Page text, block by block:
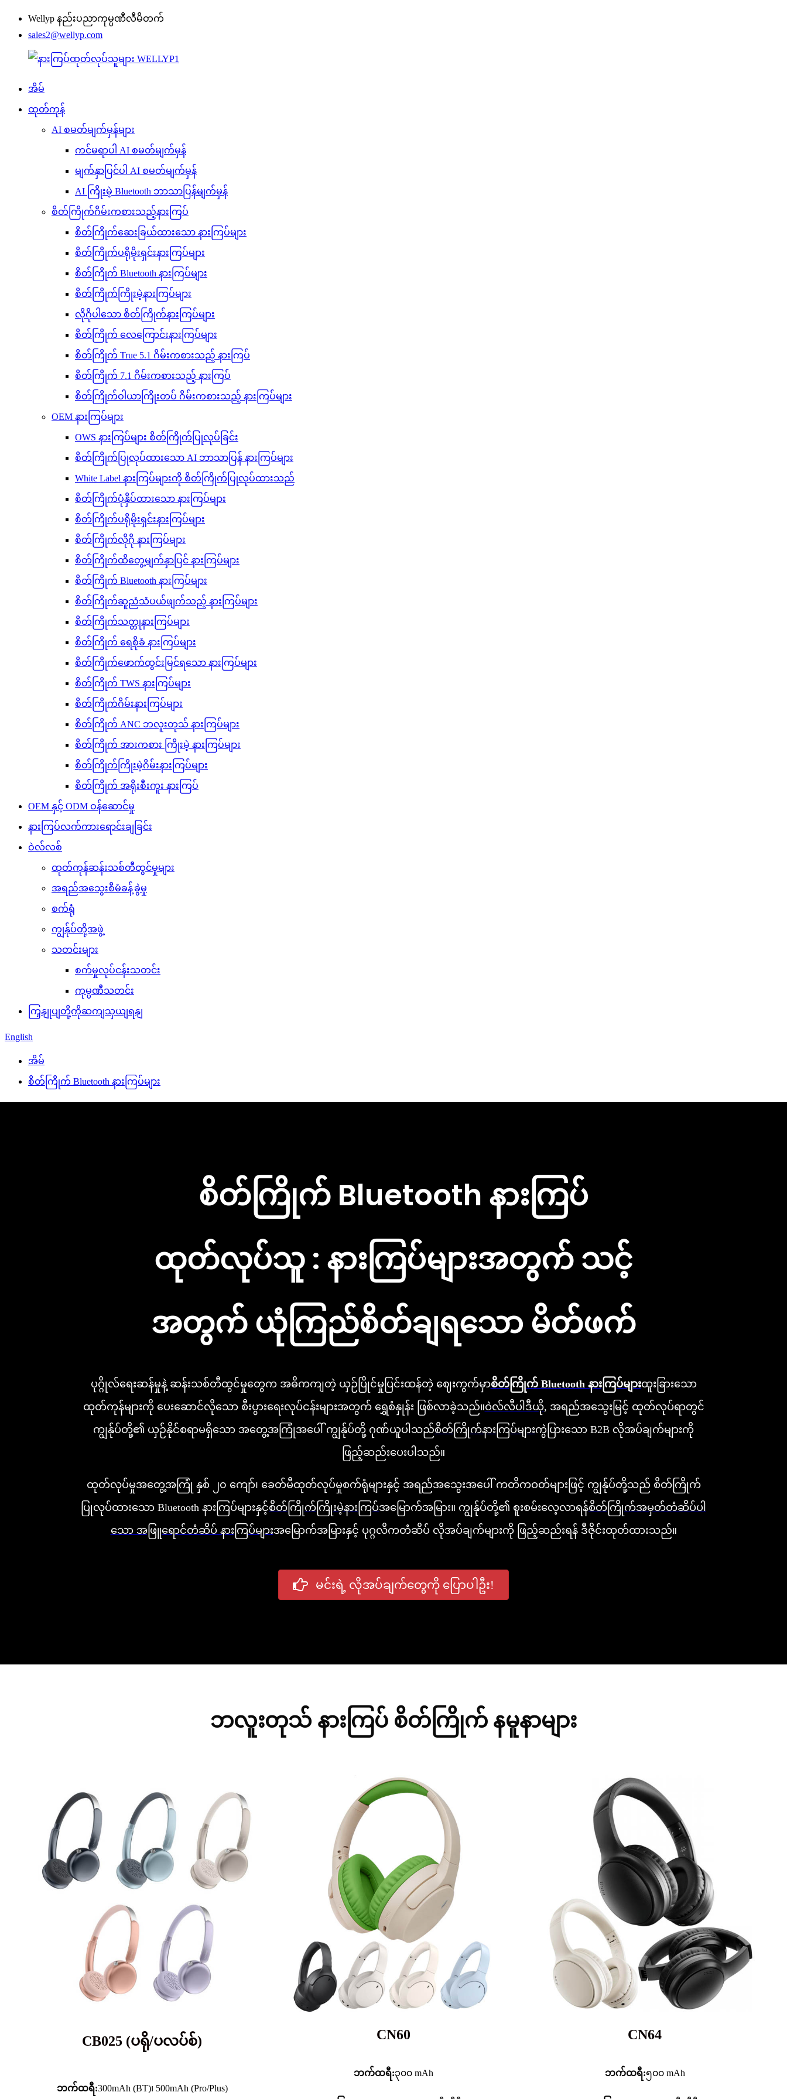
Wellyp နည်းပညာကုမ္ပဏီလီမိတက်
sales2@wellyp.com
အိမ်
ထုတ်ကုန်
AI စမတ်မျက်မှန်များ
ကင်မရာပါ AI စမတ်မျက်မှန်
မျက်နှာပြင်ပါ AI စမတ်မျက်မှန်
AI ကြိုးမဲ့ Bluetooth ဘာသာပြန်မျက်မှန်
စိတ်ကြိုက်ဂိမ်းကစားသည့်နားကြပ်
စိတ်ကြိုက်ဆေးခြယ်ထားသော နားကြပ်များ
စိတ်ကြိုက်ပရိုမိုးရှင်းနားကြပ်များ
စိတ်ကြိုက် Bluetooth နားကြပ်များ
စိတ်ကြိုက်ကြိုးမဲ့နားကြပ်များ
လိုဂိုပါသော စိတ်ကြိုက်နားကြပ်များ
စိတ်ကြိုက် လေကြောင်းနားကြပ်များ
စိတ်ကြိုက် True 5.1 ဂိမ်းကစားသည့် နားကြပ်
စိတ်ကြိုက် 7.1 ဂိမ်းကစားသည့် နားကြပ်
စိတ်ကြိုက်ဝါယာကြိုးတပ် ဂိမ်းကစားသည့် နားကြပ်များ
OEM နားကြပ်များ
OWS နားကြပ်များ စိတ်ကြိုက်ပြုလုပ်ခြင်း
စိတ်ကြိုက်ပြုလုပ်ထားသော AI ဘာသာပြန် နားကြပ်များ
White Label နားကြပ်များကို စိတ်ကြိုက်ပြုလုပ်ထားသည်
စိတ်ကြိုက်ပုံနှိပ်ထားသော နားကြပ်များ
စိတ်ကြိုက်ပရိုမိုးရှင်းနားကြပ်များ
စိတ်ကြိုက်လိုဂို နားကြပ်များ
စိတ်ကြိုက်ထိတွေ့မျက်နှာပြင် နားကြပ်များ
စိတ်ကြိုက် Bluetooth နားကြပ်များ
စိတ်ကြိုက်ဆူညံသံပယ်ဖျက်သည့် နားကြပ်များ
စိတ်ကြိုက်သတ္တုနားကြပ်များ
စိတ်ကြိုက် ရေစိုခံ နားကြပ်များ
စိတ်ကြိုက်ဖောက်ထွင်းမြင်ရသော နားကြပ်များ
စိတ်ကြိုက် TWS နားကြပ်များ
စိတ်ကြိုက်ဂိမ်းနားကြပ်များ
စိတ်ကြိုက် ANC ဘလူးတုသ် နားကြပ်များ
စိတ်ကြိုက် အားကစား ကြိုးမဲ့ နားကြပ်များ
စိတ်ကြိုက်ကြိုးမဲ့ဂိမ်းနားကြပ်များ
စိတ်ကြိုက် အရိုးစီးကူး နားကြပ်
OEM နှင့် ODM ဝန်ဆောင်မှု
နားကြပ်လက်ကားရောင်းချခြင်း
ဝဲလ်လစ်
ထုတ်ကုန်ဆန်းသစ်တီထွင်မှုများ
အရည်အသွေးစီမံခန့်ခွဲမှု
စက်ရုံ
ကျွန်ုပ်တို့အဖွဲ့
သတင်းများ
စက်မှုလုပ်ငန်းသတင်း
ကုမ္ပဏီသတင်း
ကြှနျုပျတို့ကိုဆကျသှယျရနျ
English
အိမ်
စိတ်ကြိုက် Bluetooth နားကြပ်များ
စိတ်ကြိုက် Bluetooth နားကြပ်
ထုတ်လုပ်သူ : နားကြပ်များအတွက် သင့်
အတွက် ယုံကြည်စိတ်ချရသော မိတ်ဖက်
ပုဂ္ဂိုလ်ရေးဆန်မှုနဲ့ ဆန်းသစ်တီထွင်မှုတွေက အဓိကကျတဲ့ ယှဉ်ပြိုင်မှုပြင်းထန်တဲ့ ဈေးကွက်မှာစိတ်ကြိုက် Bluetooth နားကြပ်များထူးခြားသော
ထုတ်ကုန်များကို ပေးဆောင်လိုသော စီးပွားရေးလုပ်ငန်းများအတွက် ရွှေစံနှုန်း ဖြစ်လာခဲ့သည်။ဝဲလ်လီပါဒီယို, အရည်အသွေးမြင့် ထုတ်လုပ်ရာတွင်
ကျွန်ုပ်တို့၏ ယှဉ်နိုင်စရာမရှိသော အတွေ့အကြုံအပေါ် ကျွန်ုပ်တို့ ဂုဏ်ယူပါသည်စိတ်ကြိုက်နားကြပ်များကွဲပြားသော B2B လိုအပ်ချက်များကို
ဖြည့်ဆည်းပေးပါသည်။
ထုတ်လုပ်မှုအတွေ့အကြုံ နှစ် ၂၀ ကျော်၊ ခေတ်မီထုတ်လုပ်မှုစက်ရုံများနှင့် အရည်အသွေးအပေါ် ကတိကဝတ်များဖြင့် ကျွန်ုပ်တို့သည် စိတ်ကြိုက်
ပြုလုပ်ထားသော Bluetooth နားကြပ်များနှင့်စိတ်ကြိုက်ကြိုးမဲ့နားကြပ်အမြောက်အမြား။ ကျွန်ုပ်တို့၏ စူးစမ်းလေ့လာရန်စိတ်ကြိုက်အမှတ်တံဆိပ်ပါ
သော အဖြူရောင်တံဆိပ် နားကြပ်များအမြောက်အမြားနှင့် ပုဂ္ဂလိကတံဆိပ် လိုအပ်ချက်များကို ဖြည့်ဆည်းရန် ဒီဇိုင်းထုတ်ထားသည်။
မင်းရဲ့ လိုအပ်ချက်တွေကို ပြောပါဦး!
ဘလူးတုသ် နားကြပ် စိတ်ကြိုက် နမူနာများ
CB025 (ပရို/ပလပ်စ်)
ဘက်ထရီ:300mAh (BT)၊ 500mAh (Pro/Plus)
CN60
ဘက်ထရီ:၃၀၀ mAh
CN64
ဘက်ထရီ:၅၀၀ mAh